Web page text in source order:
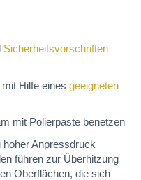
Sicherheitsvorschriften
Hilfe eines geeigneten
mit Polierpaste benetzen
Anpressdruck
führen zur Überhitzung
Oberflächen, die sich